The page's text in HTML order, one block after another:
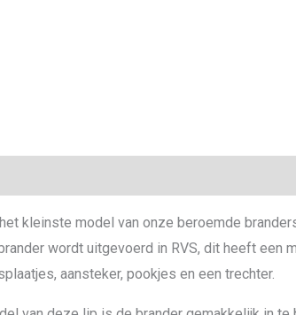
kleinste model van onze beroemde
wordt uitgevoerd in RVS, dit heeft een
aansteker, pookjes en een trechter.